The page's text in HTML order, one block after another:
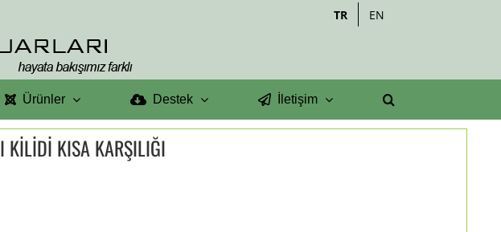
TR EN
Ürünler Destek İletişim
KİLİDİ KISA KARŞILIĞI